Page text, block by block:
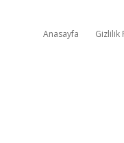
Anasayfa Gizlilik